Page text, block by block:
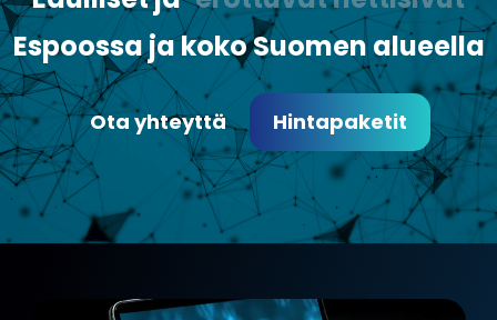
Espoossa ja koko Suomen alueella
Ota yhteyttä Hintapaketit